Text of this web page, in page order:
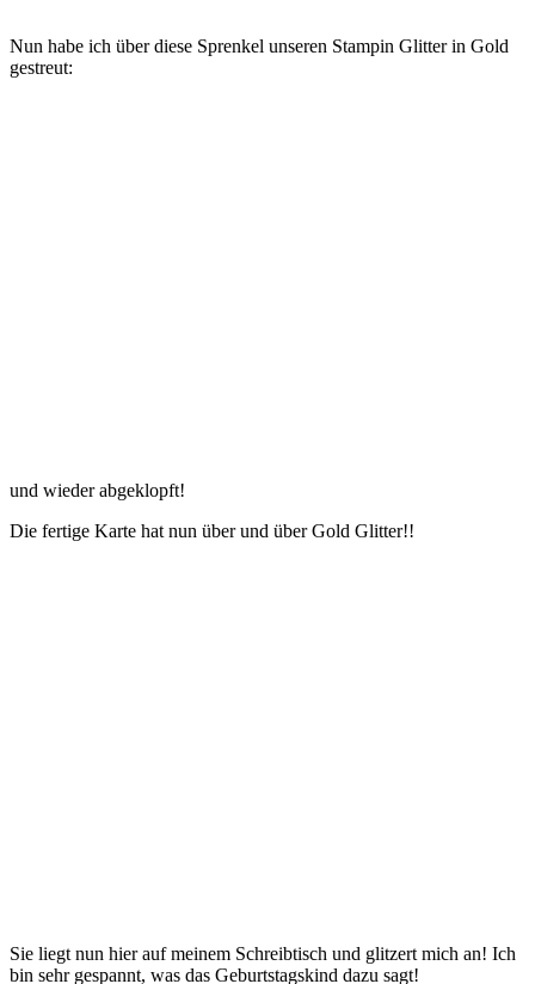
Nun habe ich über diese Sprenkel unseren Stampin Glitter in Gold
gestreut:
und wieder abgeklopft!
Die fertige Karte hat nun über und über Gold Glitter!!
Sie liegt nun hier auf meinem Schreibtisch und glitzert mich an! Ich
bin sehr gespannt, was das Geburtstagskind dazu sagt!